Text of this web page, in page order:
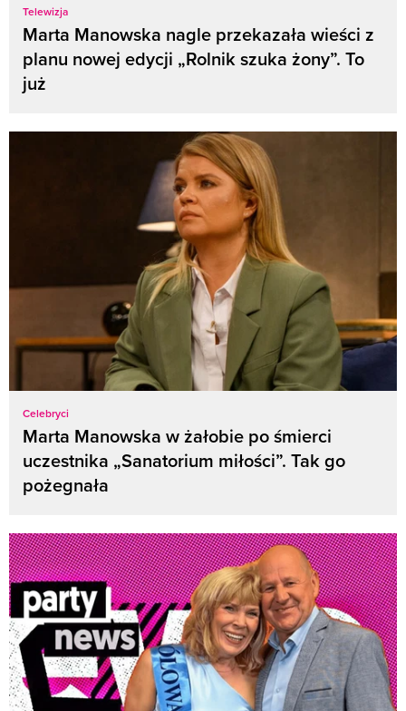
Telewizja
Marta Manowska nagle przekazała wieści z
planu nowej edycji „Rolnik szuka żony”. To
już
Celebryci
Marta Manowska w żałobie po śmierci
uczestnika „Sanatorium miłości”. Tak go
pożegnała